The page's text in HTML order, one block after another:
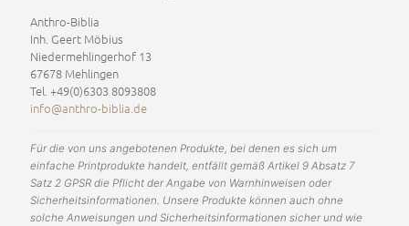
Anthro-Biblia
Inh. Geert Möbius
Niedermehlingerhof 13
67678 Mehlingen
Tel. +49(0)6303 8093808
info@anthro-biblia.de
Für die von uns angebotenen Produkte, bei denen es sich um
einfache Printprodukte handelt, entfällt gemäß Artikel 9 Absatz 7
Satz 2 GPSR die Pflicht der Angabe von Warnhinweisen oder
Sicherheitsinformationen. Unsere Produkte können auch ohne
solche Anweisungen und Sicherheitsinformationen sicher und wie